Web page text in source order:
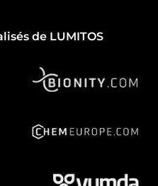
de LUMITOS